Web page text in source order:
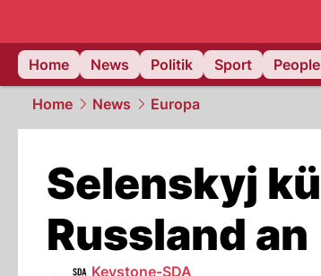
Home
News Politik Sport People
Home News Europa
Selenskyj
Russland an
Keystone-SDA